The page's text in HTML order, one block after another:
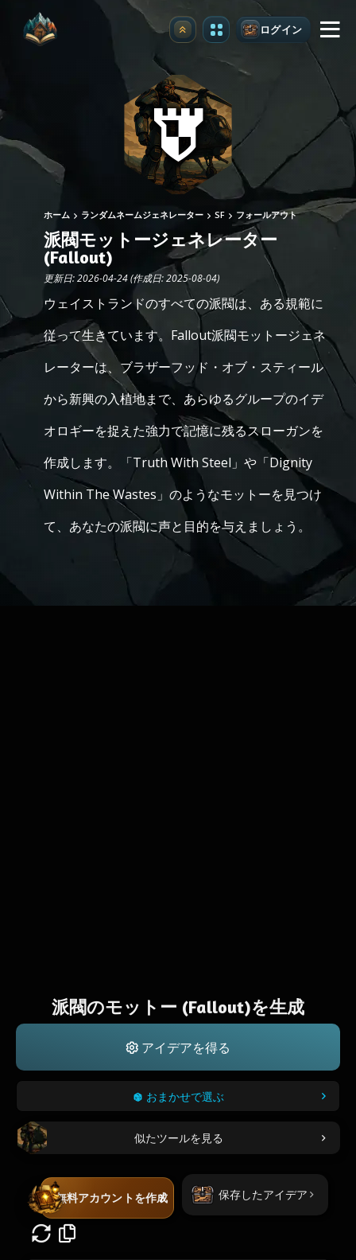
アップグレード ログイン
ホーム ランダムネームジェネレーター SF フォールアウト
派閥モットージェネレーター
(Fallout)
更新日: 2026-04-24 (作成日: 2025-08-04)
ウェイストランドのすべての派閥は、ある規範に
従って生きています。Fallout派閥モットージェネ
レーターは、ブラザーフッド・オブ・スティール
から新興の入植地まで、あらゆるグループのイデ
オロギーを捉えた強力で記憶に残るスローガンを
作成します。「Truth With Steel」や「Dignity
Within The Wastes」のようなモットーを見つけ
て、あなたの派閥に声と目的を与えましょう。
派閥のモットー (Fallout)を生成
アイデアを得る
おまかせで選ぶ
似たツールを見る
無料アカウントを作成 保存したアイデア